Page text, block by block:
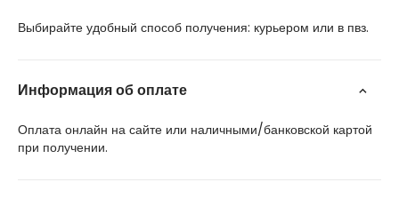
Выбирайте удобный способ получения: курьером или в пвз.
Информация об оплате
Оплата онлайн на сайте или наличными/банковской картой
при получении.